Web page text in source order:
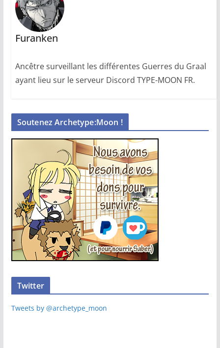
Furanken
Ancêtre surveillant les différentes Guerres du Graal
ayant lieu sur le serveur Discord TYPE-MOON FR.
Soutenez Archetype:Moon !
Twitter
Tweets by @archetype_moon